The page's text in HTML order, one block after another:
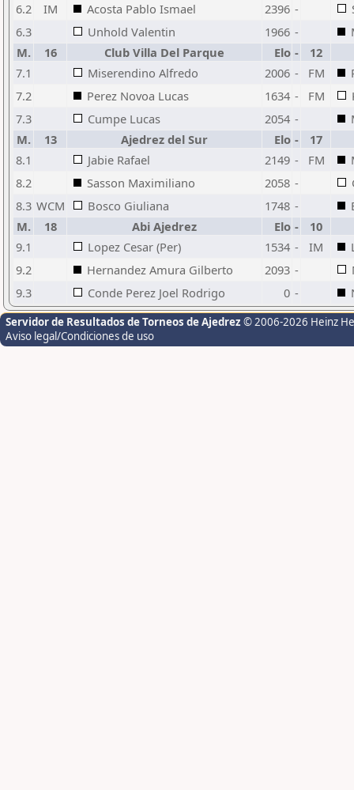
6.2
IM Acosta Pablo Ismael 2396 -
6.3
Unhold Valentin 1966 -
M.
16 Club Villa Del Parque Elo -
12
7.1
Miserendino Alfredo 2006 - FM
7.2
Perez Novoa Lucas 1634 - FM
7.3
Cumpe Lucas 2054 -
M.
13 Ajedrez del Sur Elo -
17
8.1
Jabie Rafael 2149 - FM
8.2
Sasson Maximiliano 2058 -
8.3 WCM Bosco Giuliana 1748 -
M.
18 Abi Ajedrez Elo -
10
9.1
Lopez Cesar (Per) 1534 - IM
9.2
Hernandez Amura Gilberto 2093 -
9.3
Conde Perez Joel Rodrigo 0 -
Servidor de Resultados de Torneos de Ajedrez © 2006-2026 Heinz
Aviso legal/Condiciones de uso